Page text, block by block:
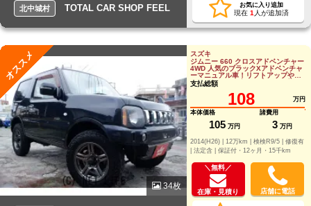
北中城村 TOTAL CAR SHOP FEEL お気に入り追加
現在 1 人が追加済
オススメ
34枚
スズキ
ジムニー 660 クロスアドベンチャー
4WD 人気のブラックXアドベンチャ
ーマニュアル車！リフトアップやツ
イーターなど、音にも走りにも拘っ
たジムニ
支払総額
108
万円
本体価格
105 万円
諸費用
3 万円
修復有
法定含 | 保証付・12ヶ月・15千km
＼無料／
在庫・見積り 店舗に電話